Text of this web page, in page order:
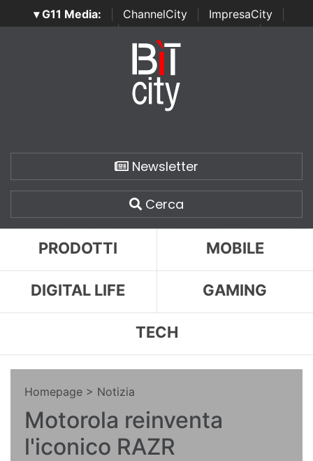
▾ G11 Media: ChannelCity ImpresaCity
SecurityOpenLab | Italian Channel Awards | Italian
Italian Security Awards
Newsletter
Cerca
PRODOTTI MOBILE
DIGITAL LIFE GAMING
TECH
Homepage > Notizia
Motorola reinventa
l'iconico RAZR